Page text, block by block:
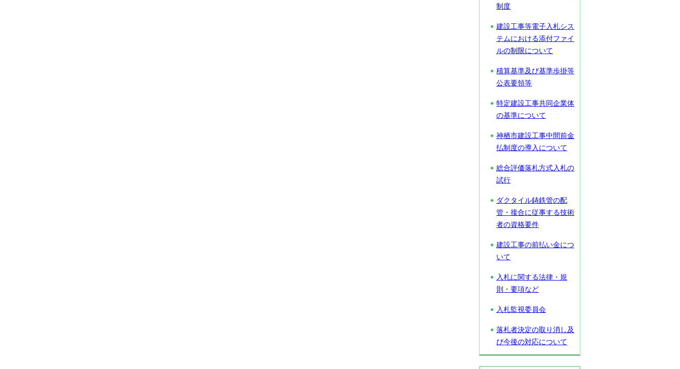
制度
建設工事等電子入札シス
テムにおける添付ファイ
ルの制限について
積算基準及び基準歩掛等
公表要領等
特定建設工事共同企業体
の基準について
神栖市建設工事中間前金
払制度の導入について
総合評価落札方式入札の
試行
ダクタイル鋳鉄管の配
管・接合に従事する技術
者の資格要件
建設工事の前払い金につ
いて
入札に関する法律・規
則・要項など
入札監視委員会
落札者決定の取り消し及
び今後の対応について